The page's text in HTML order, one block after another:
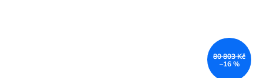
80 803 Kč
–16 %